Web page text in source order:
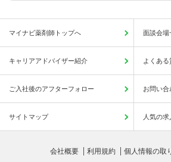
マイナビ薬剤師トップへ 面談会場
キャリアアドバイザー紹介 よくある
ご入社後のアフターフォロー お問い合
サイトマップ 人気の
会社概要 利用規約 個人情報の取